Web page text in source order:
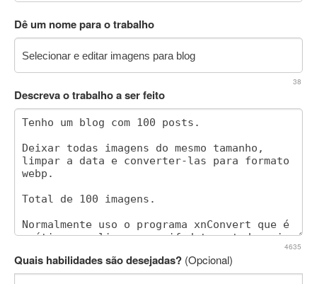
Dê um nome para o trabalho
38
Descreva o trabalho a ser feito
4635
Quais habilidades são desejadas? (Opcional)